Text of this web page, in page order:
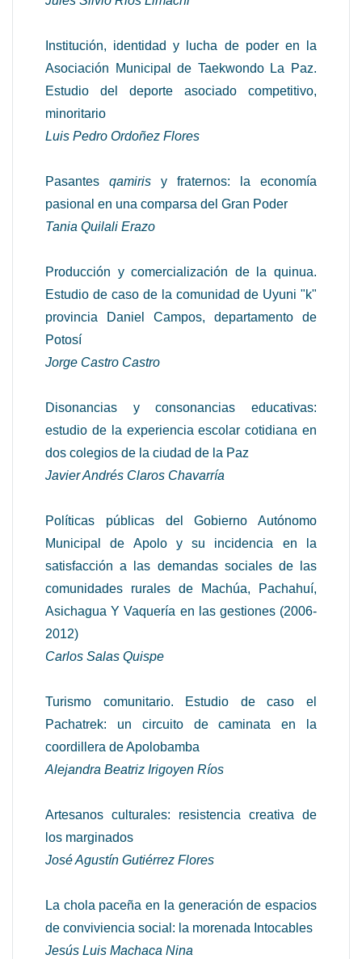
Institución, identidad y lucha de poder en la
Asociación Municipal de Taekwondo La Paz.
Estudio del deporte asociado competitivo,
minoritario
Luis Pedro Ordoñez Flores
Pasantes qamiris y fraternos: la economía
pasional en una comparsa del Gran Poder
Tania Quilali Erazo
Producción y comercialización de la quinua.
Estudio de caso de la comunidad de Uyuni "k"
provincia Daniel Campos, departamento de
Potosí
Jorge Castro Castro
Disonancias y consonancias educativas:
estudio de la experiencia escolar cotidiana en
dos colegios de la ciudad de la Paz
Javier Andrés Claros Chavarría
Políticas públicas del Gobierno Autónomo
Municipal de Apolo y su incidencia en la
satisfacción a las demandas sociales de las
comunidades rurales de Machúa, Pachahuí,
Asichagua Y Vaquería en las gestiones (2006-
2012)
Carlos Salas Quispe
Turismo comunitario. Estudio de caso el
Pachatrek: un circuito de caminata en la
coordillera de Apolobamba
Alejandra Beatriz Irigoyen Ríos
Artesanos culturales: resistencia creativa de
los marginados
José Agustín Gutiérrez Flores
La chola paceña en la generación de espacios
de conviviencia social: la morenada Intocables
Jesús Luis Machaca Nina